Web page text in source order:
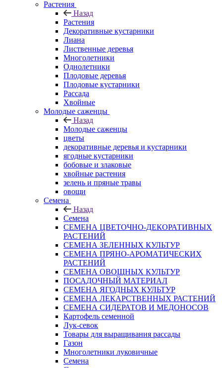
Растения
Назад
Растения
Декоративные кустарники
Лиана
Лиственные деревья
Многолетники
Однолетники
Плодовые деревья
Плодовые кустарники
Рассада
Хвойные
Молодые саженцы
Назад
Молодые саженцы
цветы
декоративные деревья и кустарники
ягодные кустарники
бобовые и злаковые
хвойные растения
зелень и пряные травы
овощи
Семена
Назад
Семена
СЕМЕНА ЦВЕТОЧНО-ДЕКОРАТИВНЫХ
РАСТЕНИЙ
СЕМЕНА ЗЕЛЕННЫХ КУЛЬТУР
СЕМЕНА ПРЯНО-АРОМАТИЧЕСКИХ
РАСТЕНИЙ
СЕМЕНА ОВОЩНЫХ КУЛЬТУР
ПОСАДОЧНЫЙ МАТЕРИАЛ
СЕМЕНА ЯГОДНЫХ КУЛЬТУР
СЕМЕНА ЛЕКАРСТВЕННЫХ РАСТЕНИЙ
СЕМЕНА СИДЕРАТОВ И МЕДОНОСОВ
Картофель семенной
Лук-севок
Товары для выращивания рассады
Газон
Многолетники луковичные
Семена